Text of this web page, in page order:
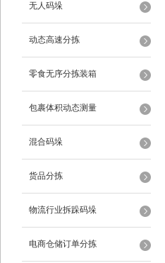
无人码垛
动态高速分拣
零食无序分拣装箱
包裹体积动态测量
混合码垛
货品分拣
物流行业拆跺码垛
电商仓储订单分拣